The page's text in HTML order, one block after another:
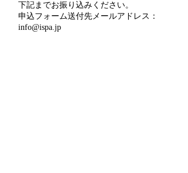
下記までお振り込みください。
申込フォーム送付先メールアドレス：
info@ispa.jp